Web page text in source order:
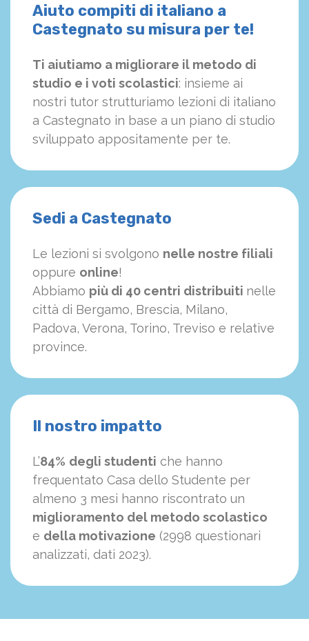
Aiuto compiti di italiano a
Castegnato su misura per te!
Ti aiutiamo a migliorare il metodo di
studio e i voti scolastici: insieme ai
nostri tutor strutturiamo lezioni di italiano
a Castegnato in base a un piano di studio
sviluppato appositamente per te.
Sedi a Castegnato
Le lezioni si svolgono nelle nostre filiali
oppure online!
Abbiamo più di 40 centri distribuiti nelle
città di Bergamo, Brescia, Milano,
Padova, Verona, Torino, Treviso e relative
province.
Il nostro impatto
L’84% degli studenti che hanno
frequentato Casa dello Studente per
almeno 3 mesi hanno riscontrato un
miglioramento del metodo scolastico
e della motivazione (2998 questionari
analizzati, dati 2023).